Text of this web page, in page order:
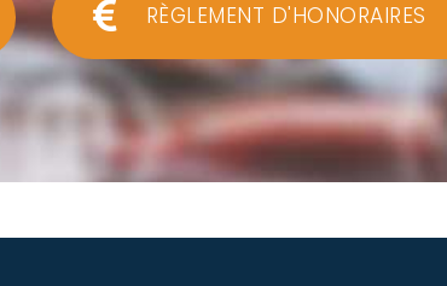
RÈGLEMENT D'HONORAIRES